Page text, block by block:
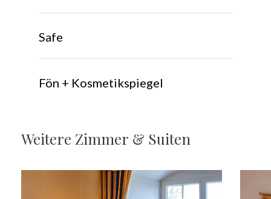
Safe
Fön + Kosmetikspiegel
Weitere Zimmer & Suiten